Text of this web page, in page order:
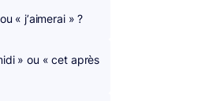
« j’aimerai » ?
» ou « cet après